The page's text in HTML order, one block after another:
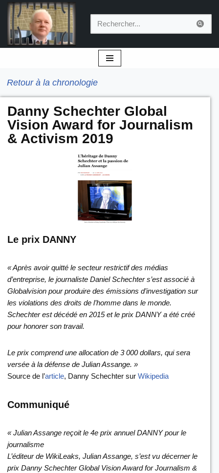
Aller
au
contenu
Retour à la chronologie
Danny Schechter Global
Vision Award for Journalism
& Activism 2019
Le prix DANNY
« Après avoir quitté le secteur restrictif des médias
d’entreprise, le journaliste Daniel Schechter s’est associé à
Globalvision pour produire des émissions d’investigation sur
les violations des droits de l’homme dans le monde.
Schechter est décédé en 2015 et le prix DANNY a été créé
pour honorer son travail.
Le prix comprend une allocation de 3 000 dollars, qui sera
versée à la défense de Julian Assange. »
Source de l’article, Danny Schechter sur Wikipedia
Communiqué
« Julian Assange reçoit le 4e prix annuel DANNY pour le
journalisme
L’éditeur de WikiLeaks, Julian Assange, s’est vu décerner le
prix Danny Schechter Global Vision Award for Journalism &